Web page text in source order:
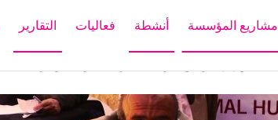
مشاريع المؤسسة أنشطة فعاليات التقارير